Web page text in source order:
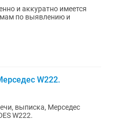
по выявлению и
W222.
выписка, Мерседес
W222.